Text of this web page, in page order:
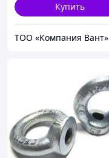
Купить
ТОО «Компания Вант»